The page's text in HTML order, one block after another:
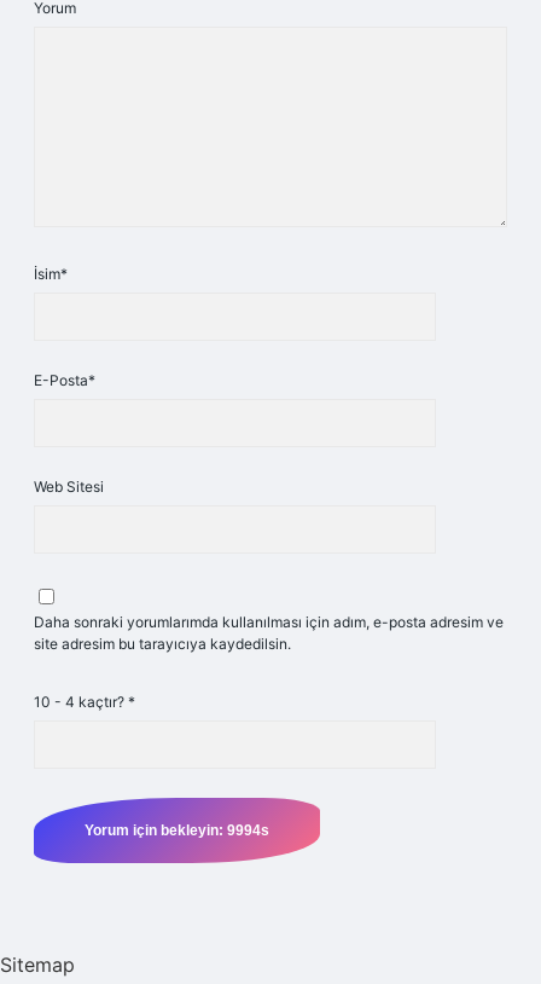
Yorum
İsim*
E-Posta*
Web Sitesi
Daha sonraki yorumlarımda kullanılması için adım, e-posta adresim ve
site adresim bu tarayıcıya kaydedilsin.
10 - 4 kaçtır? *
Sitemap